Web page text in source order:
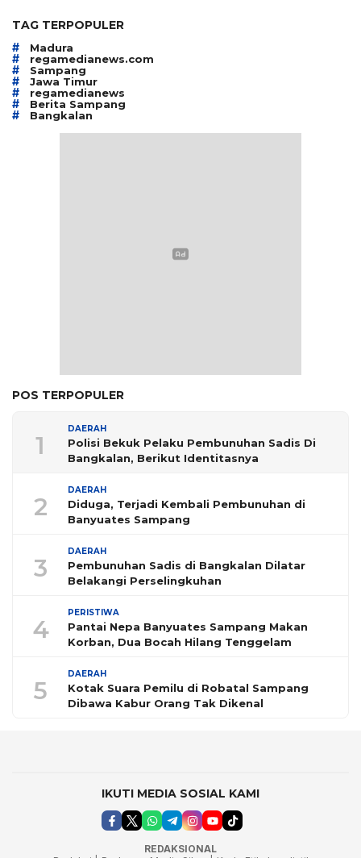
TAG TERPOPULER
# Madura
# regamedianews.com
# Sampang
# Jawa Timur
# regamedianews
# Berita Sampang
# Bangkalan
POS TERPOPULER
1
DAERAH
Polisi Bekuk Pelaku Pembunuhan Sadis Di
Bangkalan, Berikut Identitasnya
2
DAERAH
Diduga, Terjadi Kembali Pembunuhan di
Banyuates Sampang
3
DAERAH
Pembunuhan Sadis di Bangkalan Dilatar
Belakangi Perselingkuhan
4
PERISTIWA
Pantai Nepa Banyuates Sampang Makan
Korban, Dua Bocah Hilang Tenggelam
5
DAERAH
Kotak Suara Pemilu di Robatal Sampang
Dibawa Kabur Orang Tak Dikenal
IKUTI MEDIA SOSIAL KAMI
REDAKSIONAL